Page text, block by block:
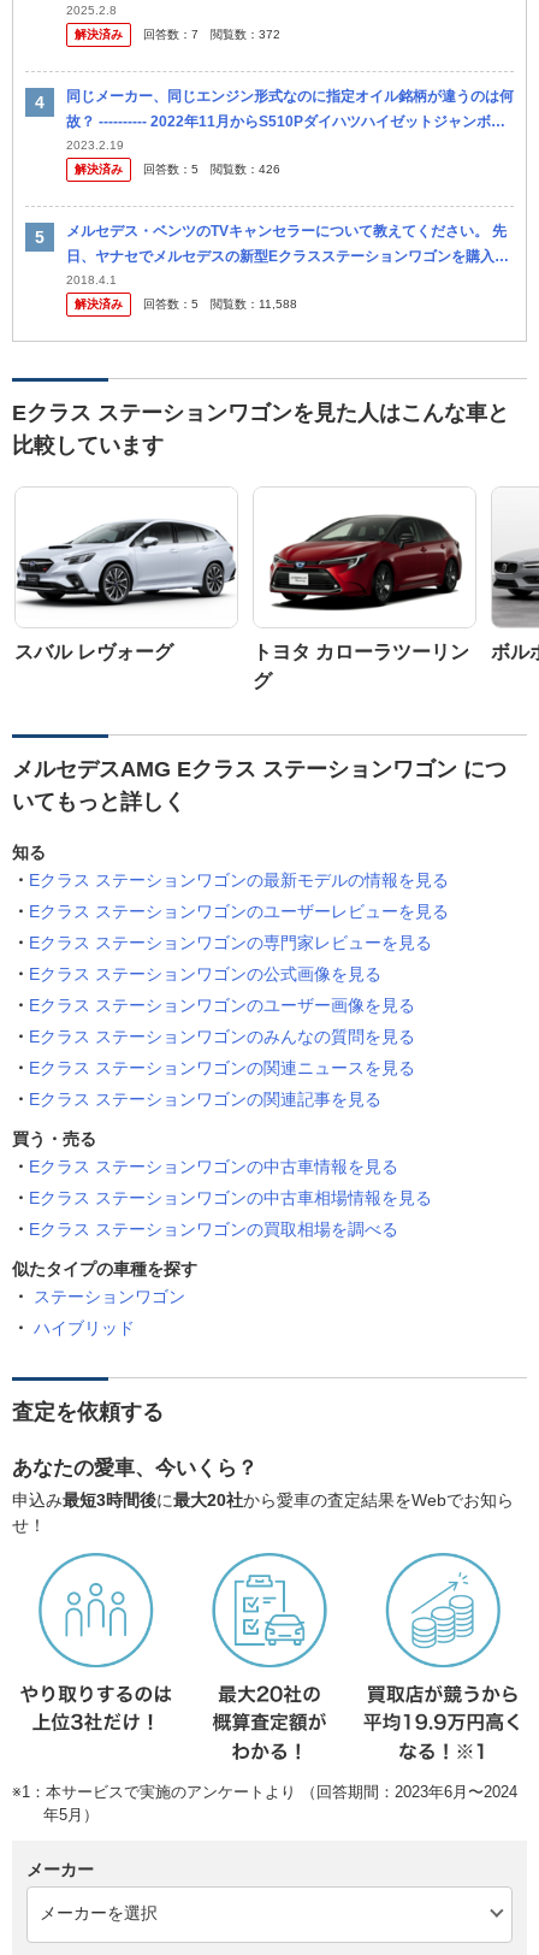
路、長距離運転で疲れないのはどちらか？ ・リセールバリュはどち
ら...
2025.2.8
解決済み
回答数： 7 閲覧数： 372
同じメーカー、同じエンジン形式なのに指定オイル銘柄が違うのは何
故？ ---------- 2022年11月からS510Pダイハツハイゼットジャンボエ
クストラ4WD,CVTに乗っています。現...
2023.2.19
解決済み
回答数： 5 閲覧数： 426
メルセデス・ベンツのTVキャンセラーについて教えてください。 先
日、ヤナセでメルセデスの新型Eクラスステーションワゴンを購入
し、納車後すぐにTVキャンセラー（コーディングタイプでない）を
取り付け...
2018.4.1
解決済み
回答数： 5 閲覧数： 11,588
Eクラス ステーションワゴンを見た人はこんな車と
比較しています
スバル レヴォーグ
トヨタ カローラツーリン
グ
ボル
メルセデスAMG Eクラス ステーションワゴン につ
いてもっと詳しく
知る
Eクラス ステーションワゴンの最新モデルの情報を見る
Eクラス ステーションワゴンのユーザーレビューを見る
Eクラス ステーションワゴンの専門家レビューを見る
Eクラス ステーションワゴンの公式画像を見る
Eクラス ステーションワゴンのユーザー画像を見る
Eクラス ステーションワゴンのみんなの質問を見る
Eクラス ステーションワゴンの関連ニュースを見る
Eクラス ステーションワゴンの関連記事を見る
買う・売る
Eクラス ステーションワゴンの中古車情報を見る
Eクラス ステーションワゴンの中古車相場情報を見る
Eクラス ステーションワゴンの買取相場を調べる
似たタイプの車種を探す
ステーションワゴン
ハイブリッド
査定を依頼する
あなたの愛車、今いくら？
申込み最短3時間後に最大20社から愛車の査定結果をWebでお知ら
せ！
※1：本サービスで実施のアンケートより （回答期間：2023年6月〜2024
年5月）
メーカー